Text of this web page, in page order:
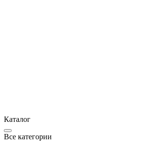
Каталог
Все категории